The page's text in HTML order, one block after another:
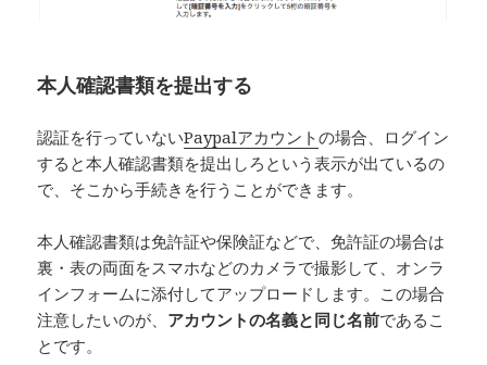
本人確認書類を提出する
認証を行っていないPaypalアカウントの場合、ログイン
すると本人確認書類を提出しろという表示が出ているの
で、そこから手続きを行うことができます。
本人確認書類は免許証や保険証などで、免許証の場合は
裏・表の両面をスマホなどのカメラで撮影して、オンラ
インフォームに添付してアップロードします。この場合
注意したいのが、 アカウントの名義と同じ名前であるこ
とです。